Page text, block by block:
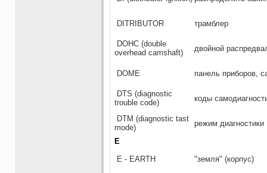
DITRIBUTOR трамблер
DOHC (double
overhead camshaft)
двойной
DOME панель приборов,
DTS (diagnostic
trouble code)
коды
DTM (diagnostic tast
mode)
режим диагностики
E
Е - EARTH
"земля" (корпус)